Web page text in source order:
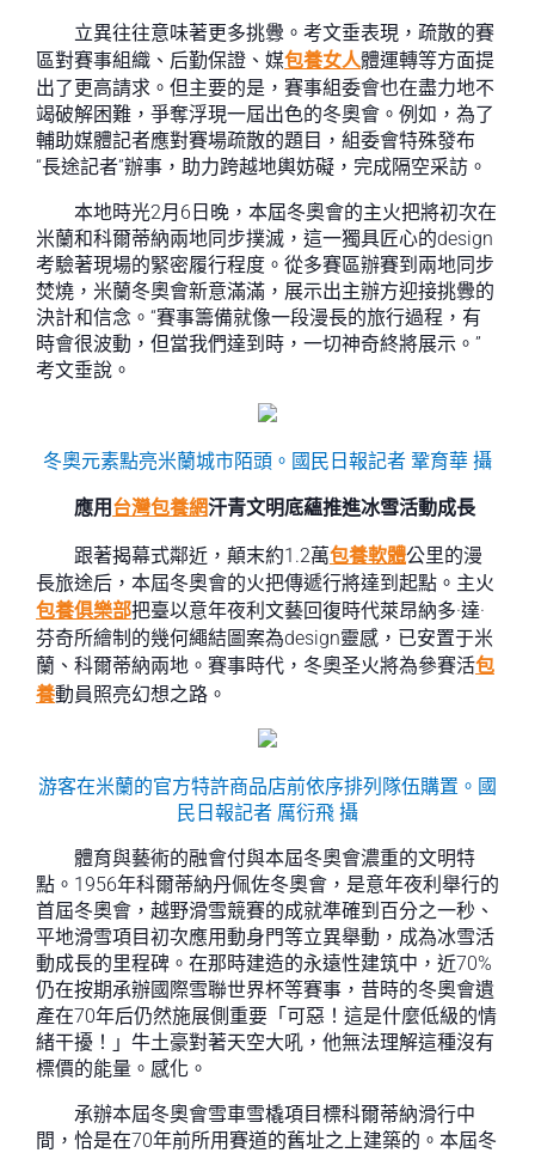
立異往往意味著更多挑釁。考文垂表現，疏散的賽
區對賽事組織、后勤保證、媒包養女人體運轉等方面提
出了更高請求。但主要的是，賽事組委會也在盡力地不
竭破解困難，爭奪浮現一屆出色的冬奧會。例如，為了
輔助媒體記者應對賽場疏散的題目，組委會特殊發布
“長途記者”辦事，助力跨越地輿妨礙，完成隔空采訪。
本地時光2月6日晚，本屆冬奧會的主火把將初次在
米蘭和科爾蒂納兩地同步撲滅，這一獨具匠心的design
考驗著現場的緊密履行程度。從多賽區辦賽到兩地同步
焚燒，米蘭冬奧會新意滿滿，展示出主辦方迎接挑釁的
決計和信念。“賽事籌備就像一段漫長的旅行過程，有
時會很波動，但當我們達到時，一切神奇終將展示。”
考文垂說。
冬奧元素點亮米蘭城市陌頭。國民日報記者 鞏育華 攝
應用 台灣包養網汗青文明底蘊推進冰雪活動成長
跟著揭幕式鄰近，顛末約1.2萬包養軟體公里的漫
長旅途后，本屆冬奧會的火把傳遞行將達到起點。主火
包養俱樂部把臺以意年夜利文藝回復時代萊昂納多·達·
芬奇所繪制的幾何繩結圖案為design靈感，已安置于米
蘭、科爾蒂納兩地。賽事時代，冬奧圣火將為參賽活包
養動員照亮幻想之路。
游客在米蘭的官方特許商品店前依序排列隊伍購置。國
民日報記者 厲衍飛 攝
體育與藝術的融會付與本屆冬奧會濃重的文明特
點。1956年科爾蒂納丹佩佐冬奧會，是意年夜利舉行的
首屆冬奧會，越野滑雪競賽的成就準確到百分之一秒、
平地滑雪項目初次應用動身門等立異舉動，成為冰雪活
動成長的里程碑。在那時建造的永遠性建筑中，近70%
仍在按期承辦國際雪聯世界杯等賽事，昔時的冬奧會遺
產在70年后仍然施展側重要「可惡！這是什麼低級的情
緒干擾！」牛土豪對著天空大吼，他無法理解這種沒有
標價的能量。感化。
承辦本屆冬奧會雪車雪橇項目標科爾蒂納滑行中
間，恰是在70年前所用賽道的舊址之上建築的。本屆冬